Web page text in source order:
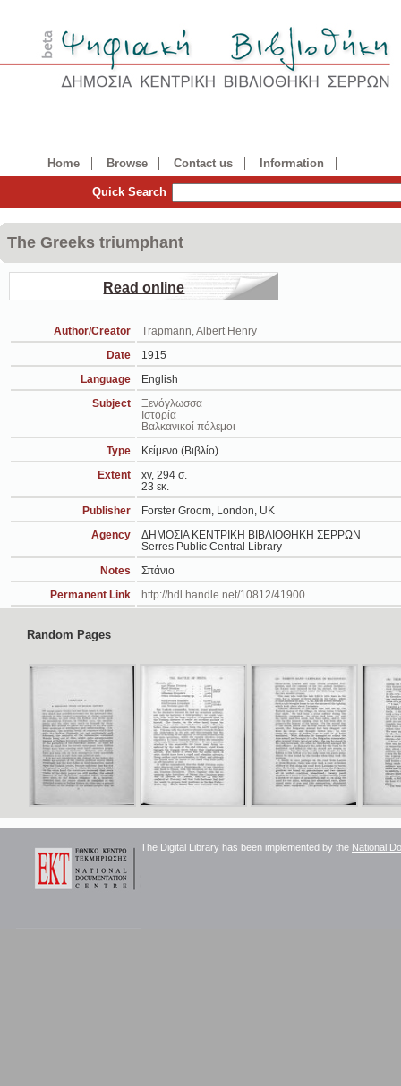
Home Browse Contact us Information
Quick Search
The Greeks triumphant
Read online
Author/Creator Trapmann, Albert Henry
Date 1915
Language English
Subject
Ξενόγλωσσα
Ιστορία
Βαλκανικοί πόλεμοι
Type Κείμενο (Βιβλίο)
Extent
xv, 294 σ.
23 εκ.
Publisher Forster Groom, London, UK
Agency
ΔΗΜΟΣΙΑ ΚΕΝΤΡΙΚΗ ΒΙΒΛΙΟΘΗΚΗ ΣΕΡΡΩΝ
Serres Public Central Library
Notes Σπάνιο
Permanent Link http://hdl.handle.net/10812/41900
Random Pages
The Digital Library has been implemented by the National